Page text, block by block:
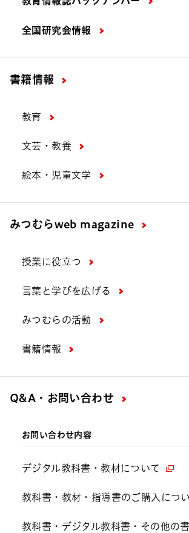
全国研究会情報
書籍情報
教育
文芸・教養
絵本・児童文学
みつむらweb magazine
授業に役立つ
言葉と学びを広げる
みつむらの活動
書籍情報
Q&A・お問い合わせ
お問い合わせ内容
デジタル教科書・教材について
教科書・教材・指導書のご購入につ
教科書・デジタル教科書・その他の